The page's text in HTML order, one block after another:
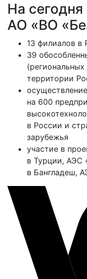
На сегодня
АО «ВО
13 филиалов в
39
(региональных
территории
на 600
в России и
зарубежья
участие в
в Турции, АЭС
в Бангладеш,